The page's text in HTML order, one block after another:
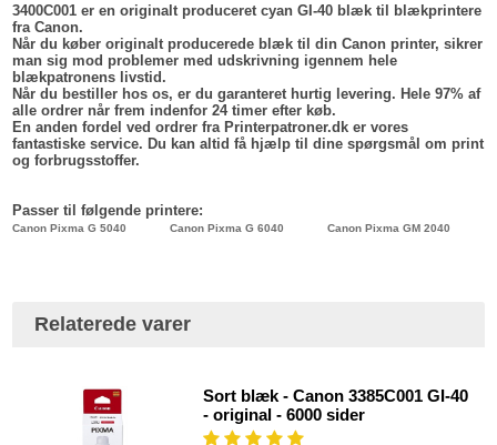
3400C001 er en originalt produceret cyan GI-40 blæk til blækprintere
fra Canon.
Når du køber originalt producerede blæk til din Canon printer, sikrer
man sig mod problemer med udskrivning igennem hele
blækpatronens livstid.
Når du bestiller hos os, er du garanteret hurtig levering. Hele 97% af
alle ordrer når frem indenfor 24 timer efter køb.
En anden fordel ved ordrer fra Printerpatroner.dk er vores
fantastiske service. Du kan altid få hjælp til dine spørgsmål om print
og forbrugsstoffer.
Passer til følgende printere:
Canon Pixma G 5040 Canon Pixma G 6040 Canon Pixma GM 2040
Relaterede varer
Sort blæk - Canon 3385C001 GI-40
- original - 6000 sider